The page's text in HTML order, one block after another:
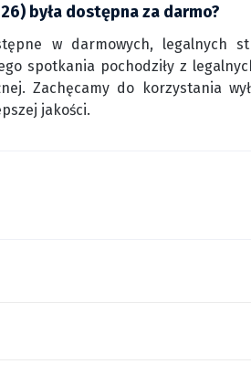
była dostępna za darmo?
w darmowych, legalnych
spotkania pochodziły z
Zachęcamy do korzystania
jakości.